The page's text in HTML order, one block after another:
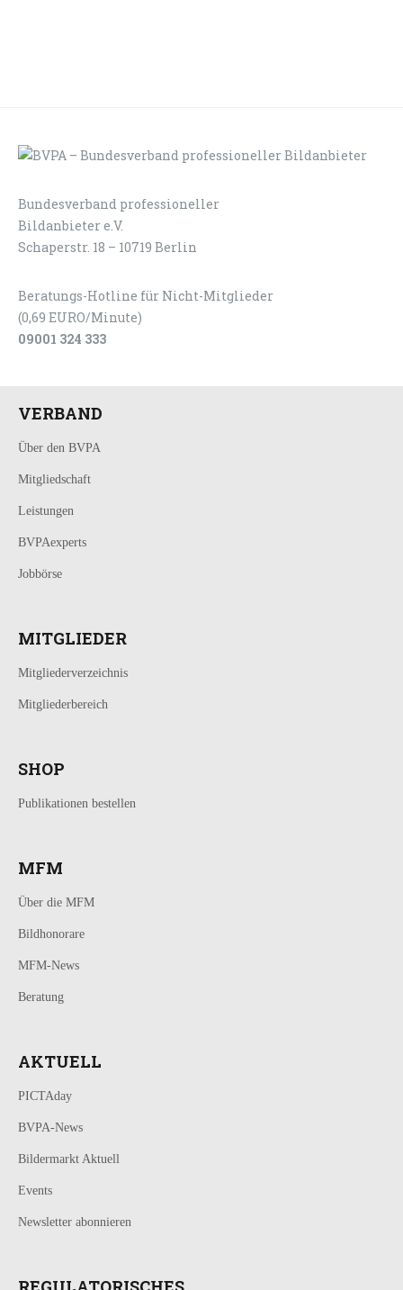
Bundesverband professioneller
Bildanbieter e.V.
Schaperstr. 18 – 10719 Berlin
Beratungs-Hotline für Nicht-Mitglieder
(0,69 EURO/Minute)
09001 324 333
VERBAND
Über den BVPA
Mitgliedschaft
Leistungen
BVPAexperts
Jobbörse
MITGLIEDER
Mitgliederverzeichnis
Mitgliederbereich
SHOP
Publikationen bestellen
MFM
Über die MFM
Bildhonorare
MFM-News
Beratung
AKTUELL
PICTAday
BVPA-News
Bildermarkt Aktuell
Events
Newsletter abonnieren